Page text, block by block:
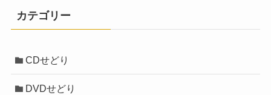
カテゴリー
CDせどり
DVDせどり